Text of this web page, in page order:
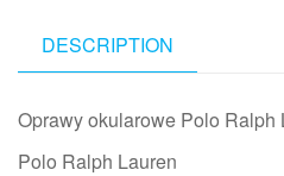
DESCRIPTION
Oprawy okularowe Polo Ralph
Polo Ralph Lauren